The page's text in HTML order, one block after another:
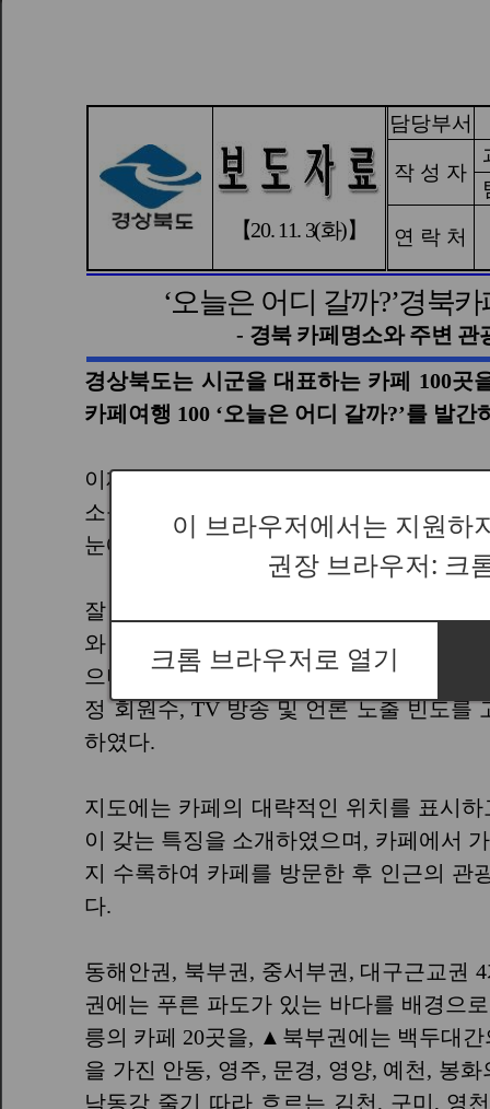
이 브라우저에서는 지원하
권장 브라우저: 크
크롬 브라우저로 열기